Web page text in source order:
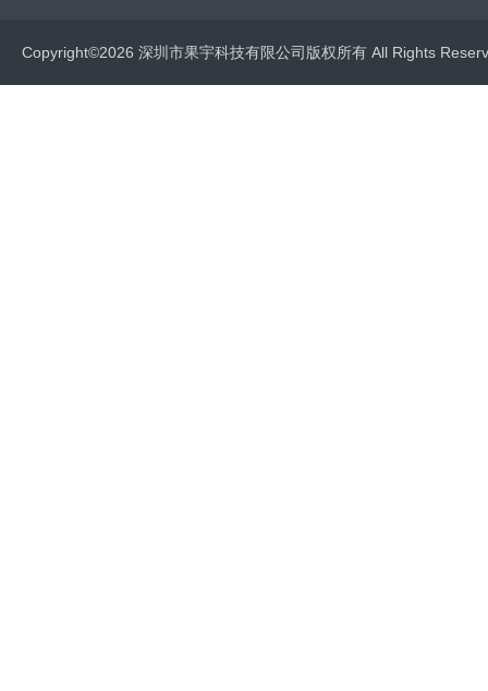
Copyright©2026 深圳市果宇科技有限公司版权所有 All Rights